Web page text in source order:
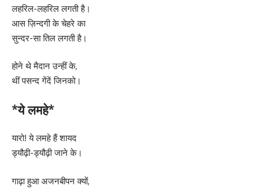
लहरिल-लहरिल लगती है।
आस ज़िन्दगी के चेहरे का
सुन्दर-सा तिल लगती है।
होने थे मैदान उन्हीं के,
थीं पसन्द गेंदें जिनको।
*ये लमहे*
यारो! ये लमहे हैं शायद
ड्यौढ़ी-ड्यौढ़ी जाने के।
गाढ़ा हुआ अजनबीपन क्यों,